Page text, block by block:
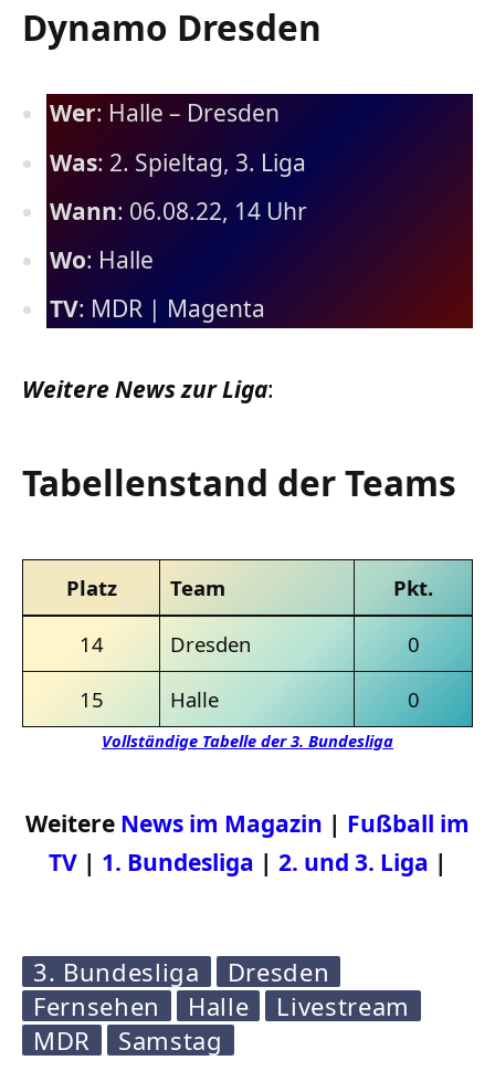
Dynamo Dresden
Wer: Halle – Dresden
Was: 2. Spieltag, 3. Liga
Wann: 06.08.22, 14 Uhr
Wo: Halle
TV: MDR | Magenta
Weitere News zur Liga:
Tabellenstand der Teams
Platz Team Pkt.
14 Dresden
0
15
Halle 0
Vollständige Tabelle der 3. Bundesliga
Weitere News im Magazin | Fußball im
TV| 1. Bundesliga | 2. und 3. Liga |
3. Bundesliga
Dresden
Fernsehen
Halle
Livestream
MDR
Samstag